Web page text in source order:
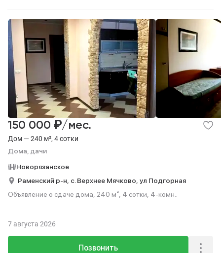
Дом — 240 м², 4 сотки
Дома, дачи
150 000 ₽/мес.
Новорязанское
Раменский р-н, с. Верхнее Мячково, ул Подгорная
Объявление о сдаче дома, 240 м², 4 сотки, 4-комн..
Позвонить
7 августа 2026